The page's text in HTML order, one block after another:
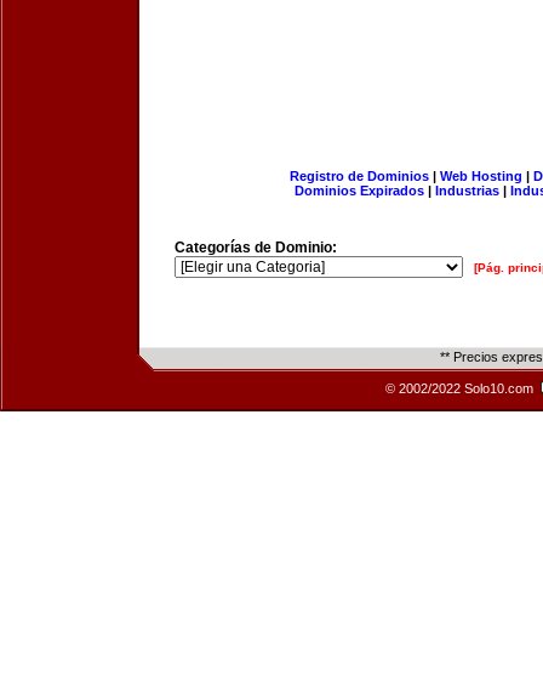
Registro de Dominios| Web Hosting |
Dominios Expirados | Industrias |
Categorías de Dominio:
[Pág.
** Precios
© 2002/2022 Solo10.com